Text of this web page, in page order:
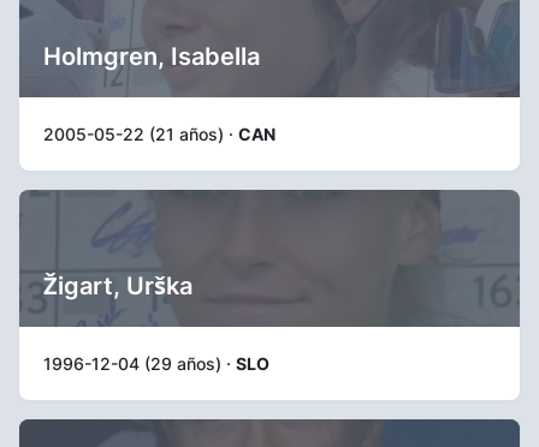
Holmgren, Isabella
2005-05-22 (21 años) · CAN
Žigart, Urška
1996-12-04 (29 años) · SLO